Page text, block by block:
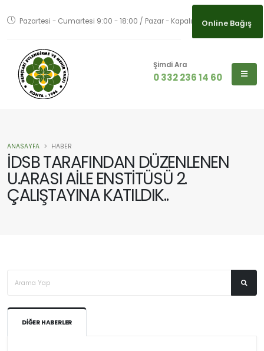
Pazartesi - Cumartesi 9:00 - 18:00 / Pazar - Kapalı Online Bağış
Şimdi Ara
0 332 236 14 60
İDSB TARAFINDAN DÜZENLENEN
U.ARASI AİLE ENSTİTÜSÜ 2.
ÇALIŞTAYINA KATILDIK..
ANASAYFA HABER
DIĞER HABERLER